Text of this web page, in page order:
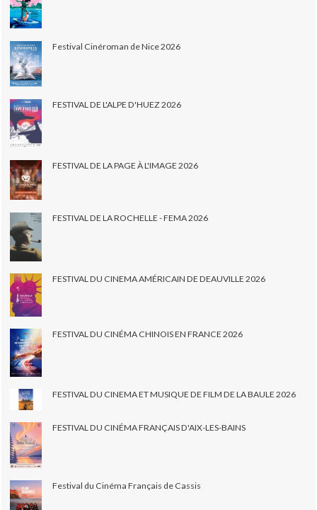
Festival Cinéroman de Nice 2026
FESTIVAL DE L'ALPE D'HUEZ 2026
FESTIVAL DE LA PAGE À L'IMAGE 2026
FESTIVAL DE LA ROCHELLE - FEMA 2026
FESTIVAL DU CINEMA AMÉRICAIN DE DEAUVILLE 2026
FESTIVAL DU CINÉMA CHINOIS EN FRANCE 2026
FESTIVAL DU CINEMA ET MUSIQUE DE FILM DE LA BAULE 2026
FESTIVAL DU CINÉMA FRANÇAIS D'AIX-LES-BAINS
Festival du Cinéma Français de Cassis